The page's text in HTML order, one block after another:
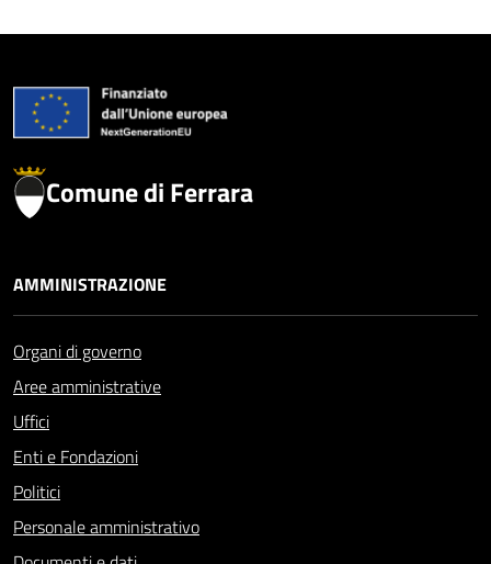
Comune di Ferrara
AMMINISTRAZIONE
Organi di governo
Aree amministrative
Uffici
Enti e Fondazioni
Politici
Personale amministrativo